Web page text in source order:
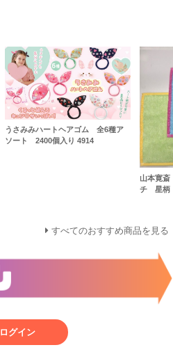
うさみみハートヘアゴム 全6種ア
ソート 2400個入り 4914
山本寛
チ 星柄
すべてのおすすめ商品を見る
ログイン